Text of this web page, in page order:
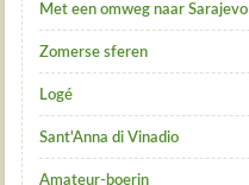
Met een omweg naar Sarajevo
Zomerse sferen
Logé
Sant'Anna di Vinadio
Amateur-boerin